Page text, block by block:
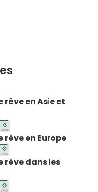
rêve en Asie et
rêve en Europe
rêve dans les